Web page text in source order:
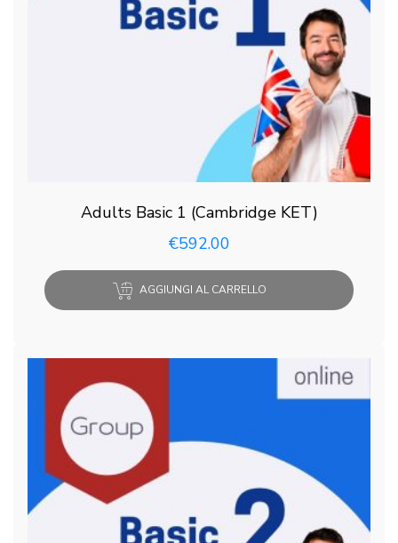
Adults Basic 1 (Cambridge KET)
€592.00
AGGIUNGI AL CARRELLO